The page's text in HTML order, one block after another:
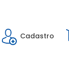
Cadastro